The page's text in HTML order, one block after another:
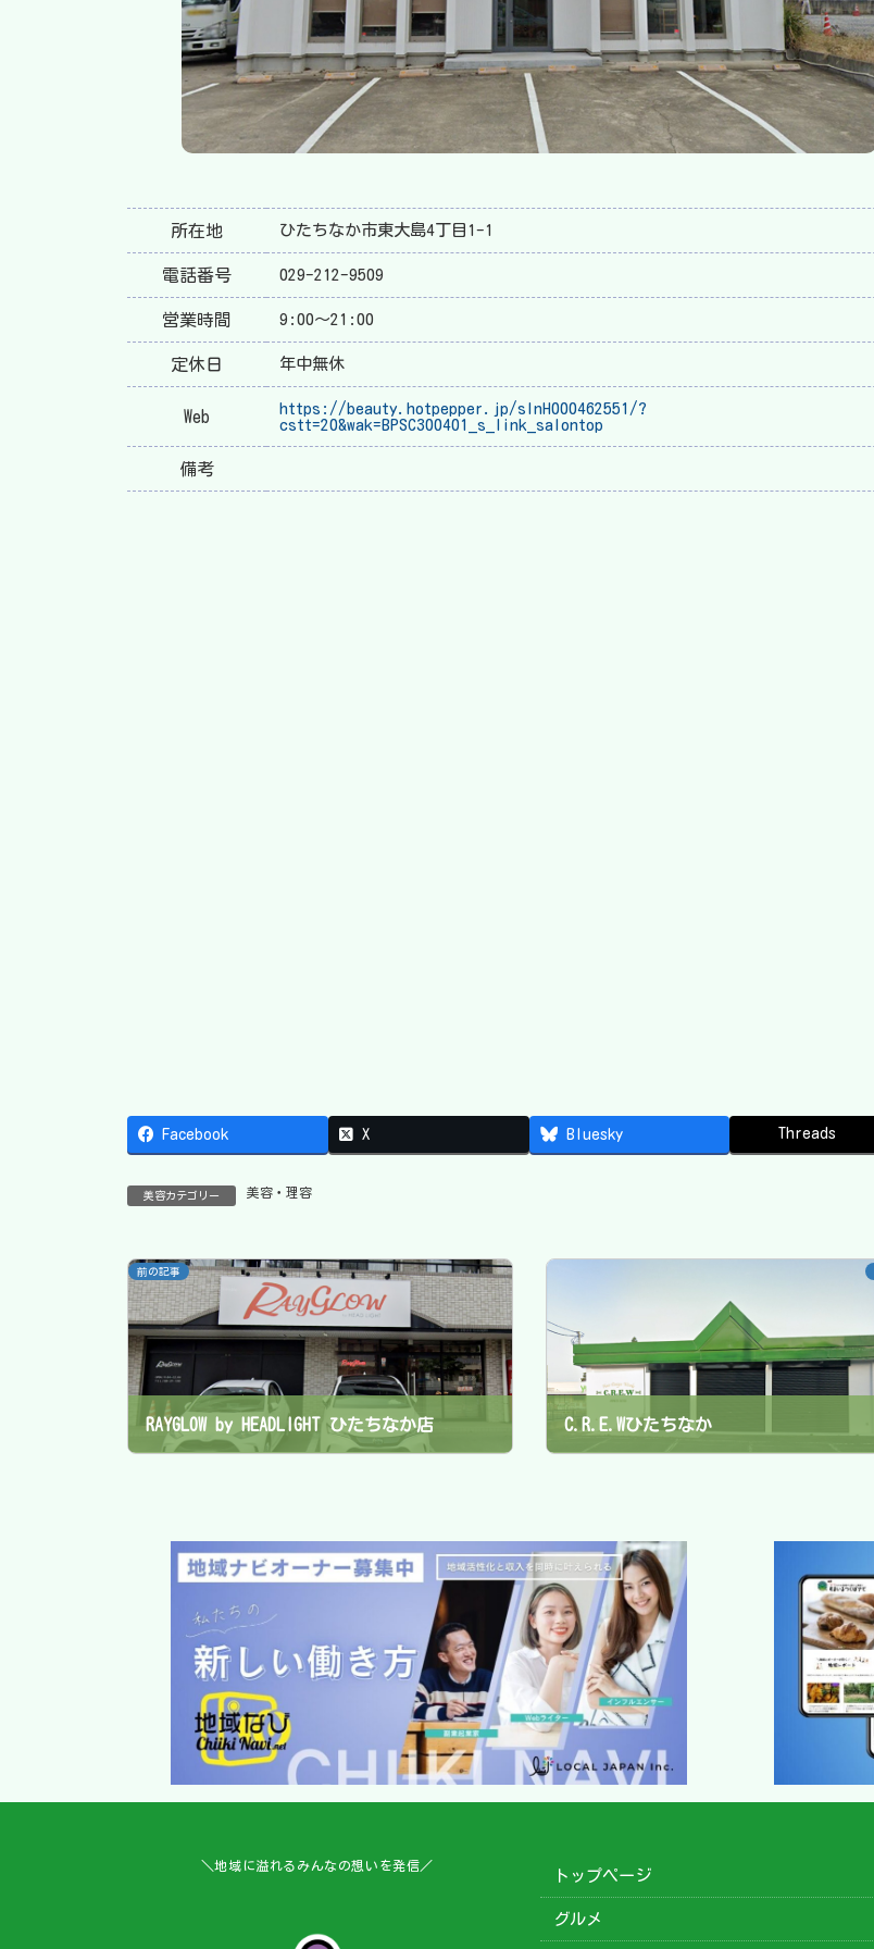
所在地 ひたちなか市東大島4丁目1-1
電話番号 029-212-9509
営業時間 9:00～21:00
定休日 年中無休
Web
https://beauty.hotpepper.jp/slnH000462551/?
cstt=20&wak=BPSC300401_s_link_salontop
備考
Facebook X Bluesky Threads
美容カテゴリー 美容・理容
前の記事
RAYGLOW by HEADLIGHT ひたちなか店 C.R.E.Wひたちなか
＼地域に溢れるみんなの想いを発信／
トップページ
グルメ